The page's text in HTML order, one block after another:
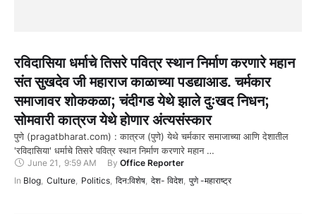
रविदासिया धर्माचे तिसरे पवित्र स्थान निर्माण करणारे महान
संत सुखदेव जी महाराज काळाच्या पडद्याआड. चर्मकार
समाजावर शोककळा; चंदीगड येथे झाले दुःखद निधन;
सोमवारी कात्रज येथे होणार अंत्यसंस्कार
पुणे (pragatbharat.com) : कात्रज (पुणे) येथे चर्मकार समाजाच्या आणि देशातील
'रविदासिया' धर्माचे तिसरे पवित्र स्थान निर्माण करणारे महान …
June 21 9:59 AM By Office Reporter
In Blog, Culture, Politics, दिन:विशेष, देश- विदेश, पुणे -महाराष्ट्र